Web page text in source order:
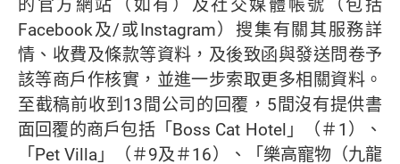
Facebook及/或Instagram）搜集有關其服務詳
情、收費及條款等資料，及後致函與發送問卷予
該等商戶作核實，並進一步索取更多相關資料。
至截稿前收到13間公司的回覆，5間沒有提供書
面回覆的商戶包括「Boss Cat Hotel」（＃1）、
「Pet Villa」（＃9及＃16）、「樂高寵物（九龍